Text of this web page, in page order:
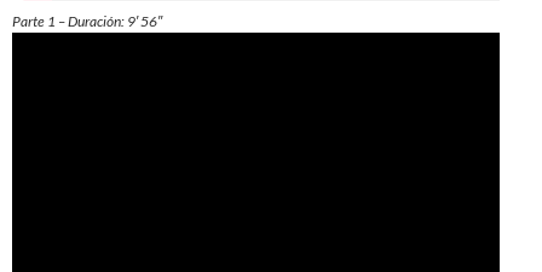
Parte 1 – Duración: 9′ 56″